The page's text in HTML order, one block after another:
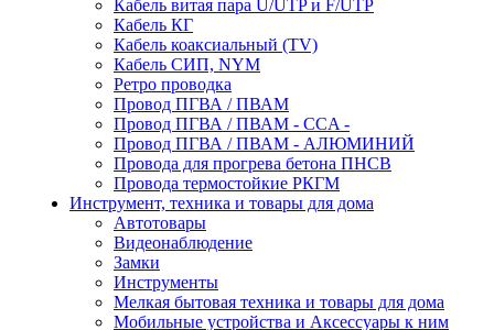
Кабель витая пара U/UTP и F/UTP
Кабель КГ
Кабель коаксиальный (TV)
Кабель СИП, NYM
Ретро проводка
Провод ПГВА / ПВАМ
Провод ПГВА / ПВАМ - CCA -
Провод ПГВА / ПВАМ - АЛЮМИНИЙ
Провода для прогрева бетона ПНСВ
Провода термостойкие РКГМ
Инструмент, техника и товары для дома
Автотовары
Видеонаблюдение
Замки
Инструменты
Мелкая бытовая техника и товары для дома
Мобильные устройства и Аксессуары к ним